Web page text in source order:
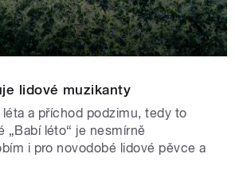
lidové muzikanty
a příchod podzimu, tedy to
„Babí léto“ je nesmírně
i pro novodobé lidové pěvce a